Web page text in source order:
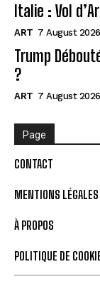
Italie : Vol
ART 7 August 2026
Trump
?
ART 7 August 2026
Page
CONTACT
MENTIONS LÉGALES
À PROPOS
POLITIQUE DE